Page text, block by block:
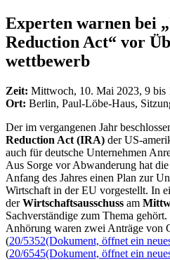
Experten warnen bei „
Reduction Act“ vor
wettbewerb
Zeit: Mittwoch, 10. Mai 2023, 9 bis
Ort: Berlin, Paul-Löbe-Haus,
Der im vergangenen Jahr
Reduction Act (IRA) der US-
auch für deutsche Unternehmen
Aus Sorge vor Abwanderung hat
Anfang des Jahres einen Plan zur
Wirtschaft in der EU vorgestellt. In
derWirtschaftsausschuss am
Sachverständige zum Thema
Anhörung waren zwei Anträge von
(20/5352(Dokument, öffnet ein
(20/6545(Dokument, öffnet ein